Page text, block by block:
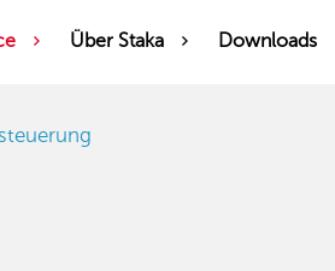
Über Staka Downloads